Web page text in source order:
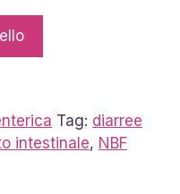
Tag: diarree
intestinale, NBF